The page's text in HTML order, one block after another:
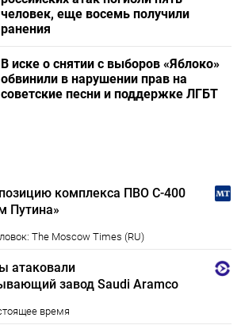
человек, еще восемь получили
ранения
В иске о снятии с выборов «Яблоко»
обвинили в нарушении прав на
советские песни и поддержке ЛГБТ